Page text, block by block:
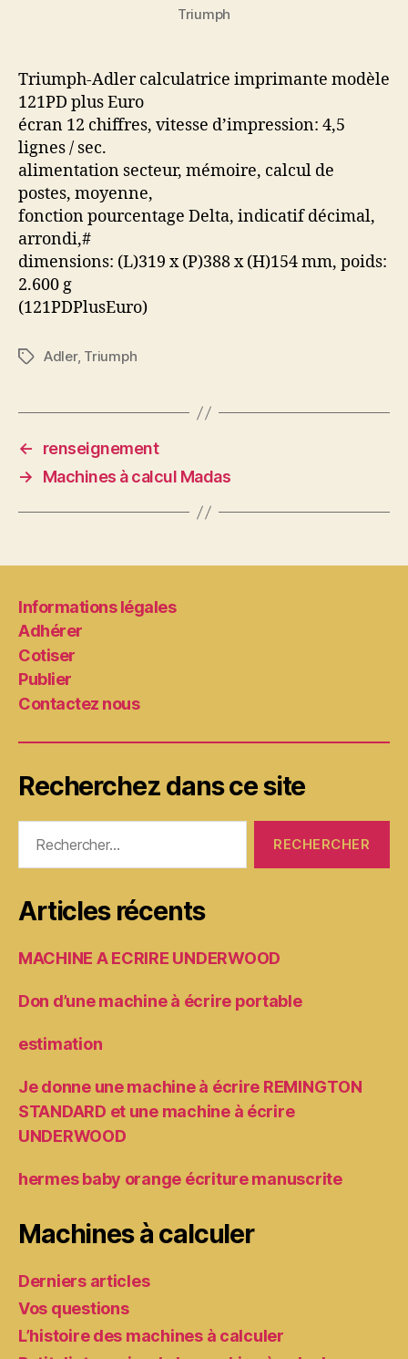
Triumph
Triumph-Adler calculatrice imprimante modèle
121PD plus Euro
écran 12 chiffres, vitesse d’impression: 4,5
lignes / sec.
alimentation secteur, mémoire, calcul de
postes, moyenne,
fonction pourcentage Delta, indicatif décimal,
arrondi,#
dimensions: (L)319 x (P)388 x (H)154 mm, poids:
2.600 g
(121PDPlusEuro)
Étiquettes
Adler, Triumph
←
renseignement
→
Machines à calcul Madas
Informations légales
Adhérer
Cotiser
Publier
Contactez nous
Recherchez dans ce site
Articles récents
MACHINE A ECRIRE UNDERWOOD
Don d’une machine à écrire portable
estimation
Je donne une machine à écrire REMINGTON
STANDARD et une machine à écrire
UNDERWOOD
hermes baby orange écriture manuscrite
Machines à calculer
Derniers articles
Vos questions
L’histoire des machines à calculer